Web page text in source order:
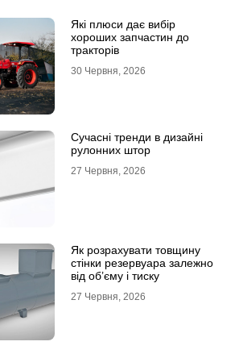
Які плюси дає вибір
хороших запчастин до
тракторів
30 Червня, 2026
Сучасні тренди в дизайні
рулонних штор
27 Червня, 2026
Як розрахувати товщину
стінки резервуара залежно
від об’єму і тиску
27 Червня, 2026